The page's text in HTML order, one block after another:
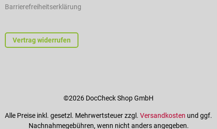
Barrierefreiheitserklärung
Vertrag widerrufen
©2026 DocCheck Shop GmbH
Alle Preise inkl. gesetzl. Mehrwertsteuer zzgl. Versandkosten und ggf.
Nachnahmegebühren, wenn nicht anders angegeben.